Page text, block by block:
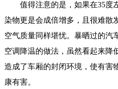
值得注意的是，如果在35度
染物更是会成倍增多，且很难散
空气质量同样堪忧。暴晒过的汽
空调降温的做法，虽然看起来降
造成了车厢的封闭环境，使有害
康有害。